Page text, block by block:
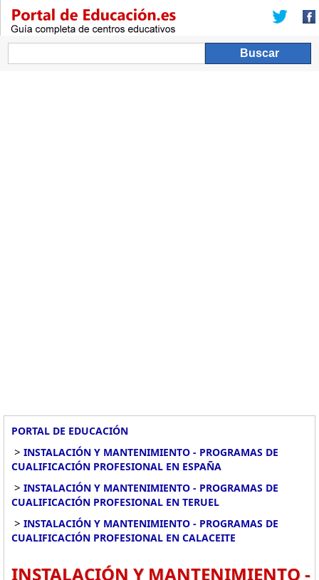
PORTAL DE EDUCACIÓN
> INSTALACIÓN Y MANTENIMIENTO - PROGRAMAS DE
CUALIFICACIÓN PROFESIONAL EN ESPAÑA
> INSTALACIÓN Y MANTENIMIENTO - PROGRAMAS DE
CUALIFICACIÓN PROFESIONAL EN TERUEL
> INSTALACIÓN Y MANTENIMIENTO - PROGRAMAS DE
CUALIFICACIÓN PROFESIONAL EN CALACEITE
INSTALACIÓN Y MANTENIMIENTO -